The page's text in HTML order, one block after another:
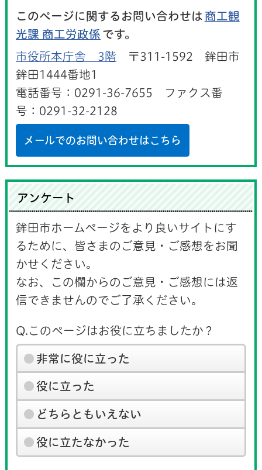
このページに関するお問い合わせは 商工観
光課 商工労政係 です。
市役所本庁舎 3階 〒311-1592 鉾田市
鉾田1444番地1
電話番号：0291-36-7655 ファクス番
号：0291-32-2128
メールでのお問い合わせはこちら
アンケート
鉾田市ホームページをより良いサイトにす
るために、皆さまのご意見・ご感想をお聞
かせください。
なお、この欄からのご意見・ご感想には返
信できませんのでご了承ください。
Q.このページはお役に立ちましたか？
非常に役に立った
役に立った
どちらともいえない
役に立たなかった